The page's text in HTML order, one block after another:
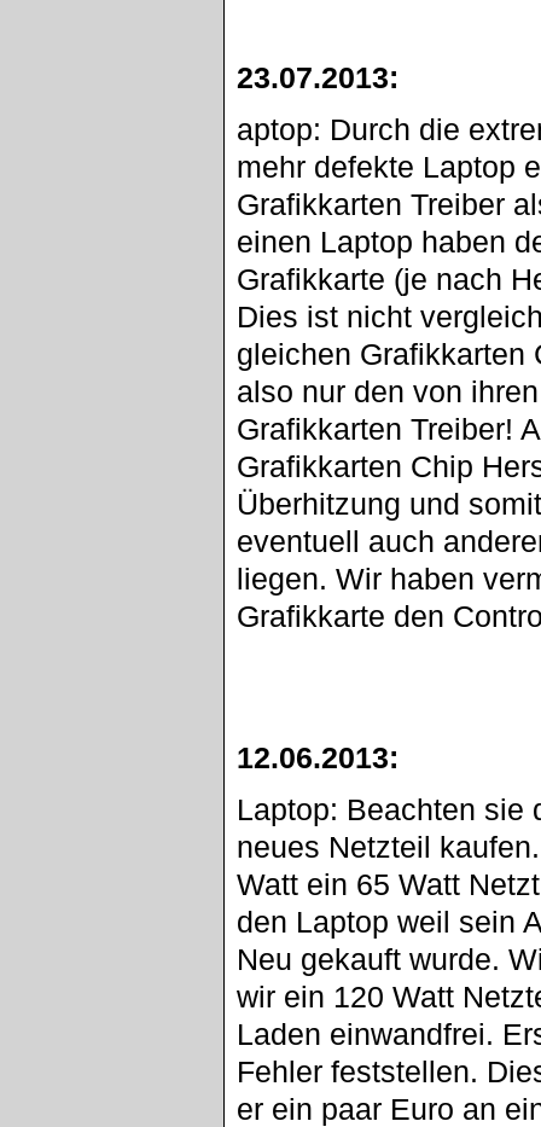
23.07.2013:
aptop: Durch die
mehr defekte Laptop
Grafikkarten Treiber
einen Laptop haben
Grafikkarte (je nach
Dies ist nicht
gleichen Grafikkarten
also nur den von
Grafikkarten Treiber!
Grafikkarten Chip
Überhitzung und
eventuell auch
liegen. Wir haben
Grafikkarte den
12.06.2013:
Laptop: Beachten sie
neues Netzteil
Watt ein 65 Watt
den Laptop weil sein
Neu gekauft wurde.
wir ein 120 Watt
Laden einwandfrei.
Fehler feststellen.
er ein paar Euro an